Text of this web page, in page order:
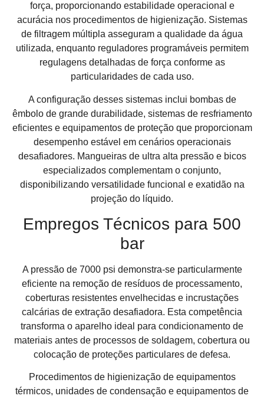
força, proporcionando estabilidade operacional e
acurácia nos procedimentos de higienização. Sistemas
de filtragem múltipla asseguram a qualidade da água
utilizada, enquanto reguladores programáveis permitem
regulagens detalhadas de força conforme as
particularidades de cada uso.
A configuração desses sistemas inclui bombas de
êmbolo de grande durabilidade, sistemas de resfriamento
eficientes e equipamentos de proteção que proporcionam
desempenho estável em cenários operacionais
desafiadores. Mangueiras de ultra alta pressão e bicos
especializados complementam o conjunto,
disponibilizando versatilidade funcional e exatidão na
projeção do líquido.
Empregos Técnicos para 500
bar
A pressão de 7000 psi demonstra-se particularmente
eficiente na remoção de resíduos de processamento,
coberturas resistentes envelhecidas e incrustações
calcárias de extração desafiadora. Esta competência
transforma o aparelho ideal para condicionamento de
materiais antes de processos de soldagem, cobertura ou
colocação de proteções particulares de defesa.
Procedimentos de higienização de equipamentos
térmicos, unidades de condensação e equipamentos de